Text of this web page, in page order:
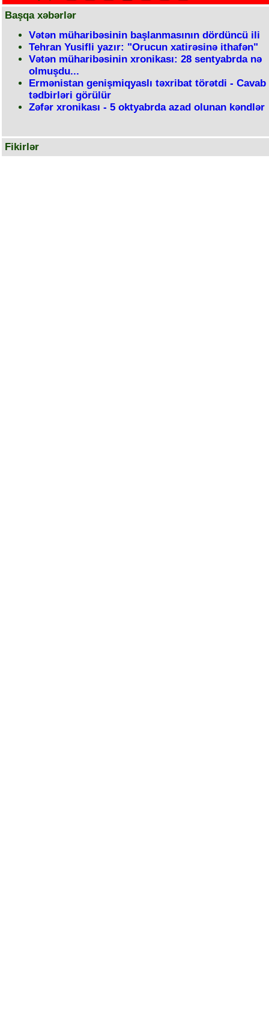
Başqa xəbərlər
Vətən müharibəsinin başlanmasının dördüncü ili
Tehran Yusifli yazır: "Orucun xatirəsinə ithafən"
Vətən müharibəsinin xronikası: 28 sentyabrda nə
olmuşdu...
Ermənistan genişmiqyaslı təxribat törətdi - Cavab
tədbirləri görülür
Zəfər xronikası - 5 oktyabrda azad olunan kəndlər
Fikirlər